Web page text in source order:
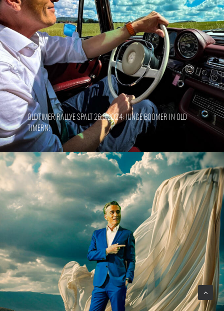
OLDTIMER RALLYE SPALT 26.5.2024: JUNGE BOOMER IN OLD
TIMERN!